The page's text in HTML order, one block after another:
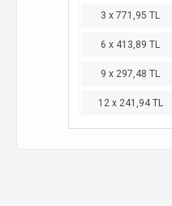
3 x 771,95 TL
6 x 413,89 TL
9 x 297,48 TL
12 x 241,94 TL